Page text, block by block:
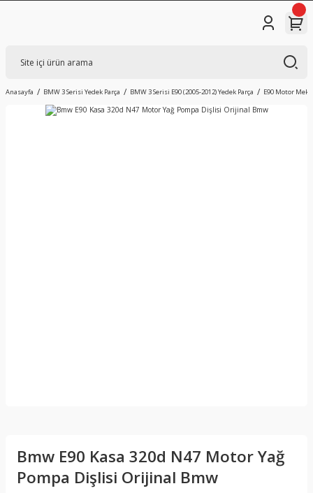
Anasayfa BMW 3 Serisi Yedek Parça BMW 3 Serisi E90 (2005-2012) Yedek Parça E90 Motor
Bmw E90 Kasa 320d N47 Motor Yağ
Pompa Dişlisi Orijinal Bmw